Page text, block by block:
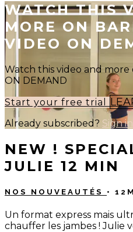
WATCH THIS
MORE ON
VIDEO ON
Watch this video and more
ON DEMAND
Start your free trial
Already subscribed? Sign in
NEW !
JULIE 12 MIN
NOS NOUVEAUTÉS • 12M
Un format express mais
chauffer les jambes ! Julie